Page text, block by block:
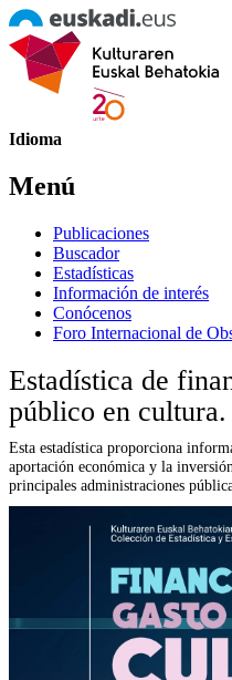
Idioma
Menú
Publicaciones
Buscador
Estadísticas
Información de interés
Conócenos
Foro Internacional de
Estadística de
público en
Esta estadística proporciona
aportación económica y la
principales administraciones